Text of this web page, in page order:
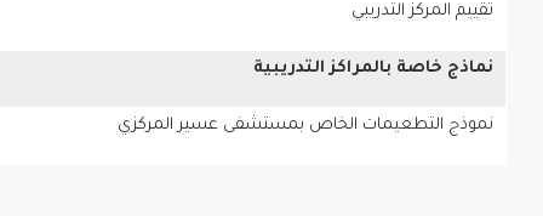
تقييم المركز التدريبي
نماذج خاصة بالمراكز التدريبية
نموذج التطعيمات الخاص بمستشفى عسير المركزي